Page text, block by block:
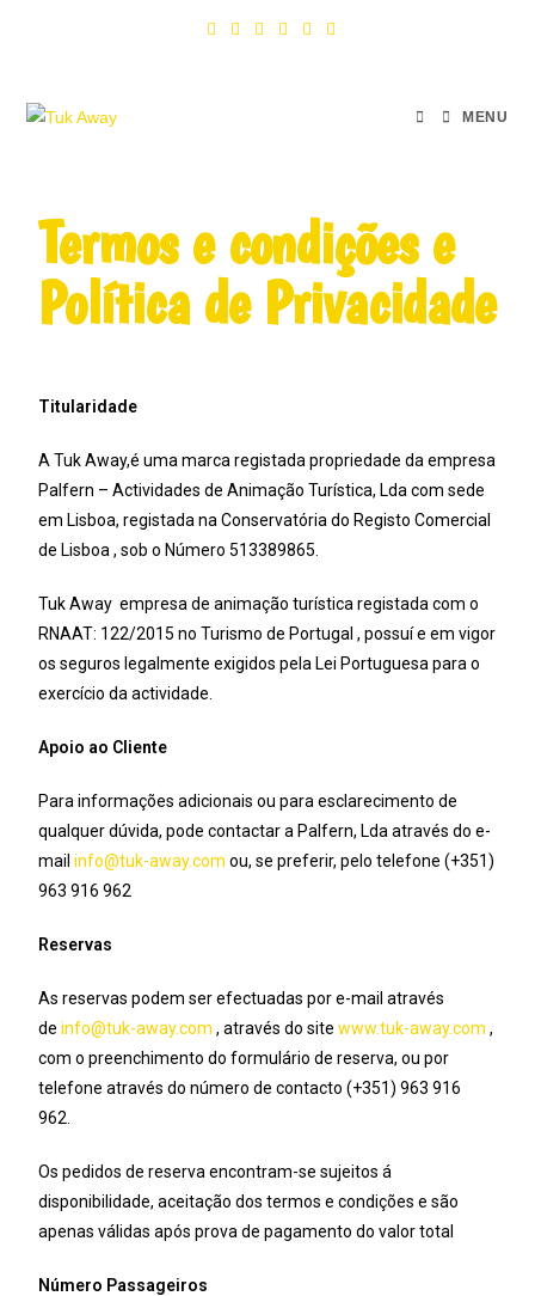
MENU
Termos e condições e
Política de Privacidade
Titularidade
A Tuk Away,é uma marca registada propriedade da empresa
Palfern – Actividades de Animação Turística, Lda com sede
em Lisboa, registada na Conservatória do Registo Comercial
de Lisboa , sob o Número 513389865.
Tuk Away empresa de animação turística registada com o
RNAAT: 122/2015 no Turismo de Portugal , possuí e em vigor
os seguros legalmente exigidos pela Lei Portuguesa para o
exercício da actividade.
Apoio ao Cliente
Para informações adicionais ou para esclarecimento de
qualquer dúvida, pode contactar a Palfern, Lda através do e-
mailinfo@tuk-away.com ou, se preferir, pelo telefone (+351)
963 916 962
Reservas
As reservas podem ser efectuadas por e-mail através
deinfo@tuk-away.com , através do sitewww.tuk-away.com ,
com o preenchimento do formulário de reserva, ou por
telefone através do número de contacto (+351) 963 916
962.
Os pedidos de reserva encontram-se sujeitos á
disponibilidade, aceitação dos termos e condições e são
apenas válidas após prova de pagamento do valor total
Número Passageiros